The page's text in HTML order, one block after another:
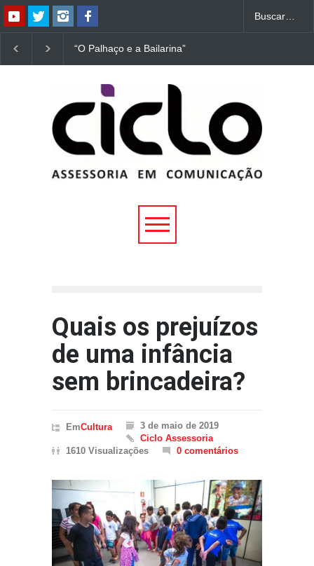
“O Palhaço e a Bailarina”
estreia hoje (1º) em
Uberlândia
Uberlândia
Quais os prejuízos
de uma infância
sem brincadeira?
EmCultura
3 de maio de 2019
Ciclo Assessoria
1610 Visualizações
0 comentários